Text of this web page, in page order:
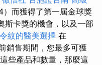
而獲得了第一屆金球獎
斯卡獎的機會，以及一部
紋的醫美選擇 在
銷售期間，您最多可獲
些產品和數量，那麼這